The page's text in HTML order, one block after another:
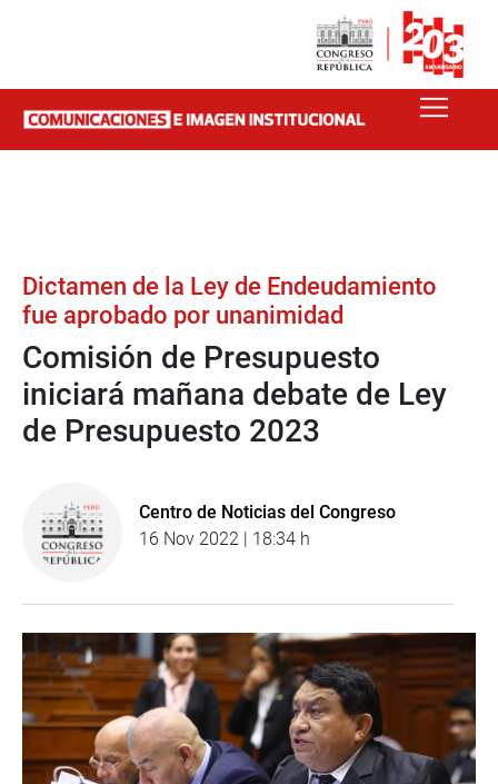
Dictamen de la Ley de Endeudamiento
fue aprobado por unanimidad
Comisión de Presupuesto
iniciará mañana debate de Ley
de Presupuesto 2023
Centro de Noticias del Congreso
16 Nov 2022 | 18:34 h